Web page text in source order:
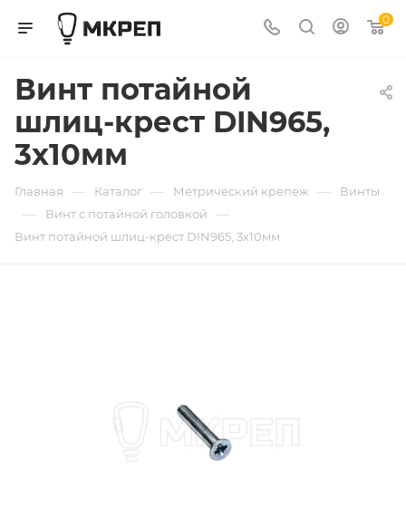
0
Винт потайной
шлиц-крест DIN965,
3х10мм
Главная — Каталог — Метрический крепеж — Винты
— Винт с потайной головкой —
Винт потайной шлиц-крест DIN965, 3х10мм